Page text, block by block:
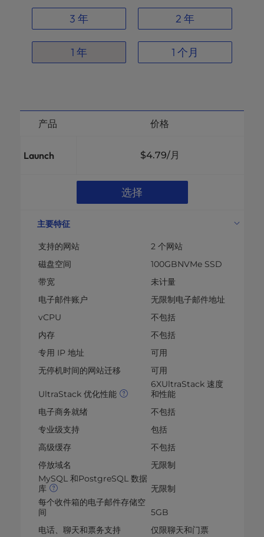
3 年 2 年
1 年 1 个月
产品 价格
Launch $4.79/月
选择
主要特征
支持的网站
2 个网站
磁盘空间
100GBNVMe SSD
带宽
未计量
电子邮件账户
无限制电子邮件地址
vCPU
不包括
内存
不包括
专用 IP 地址
可用
无停机时间的网站迁移
可用
UltraStack 优化性能
6XUltraStack 速度
和性能
电子商务就绪
不包括
专业级支持
包括
高级缓存
不包括
停放域名
无限制
MySQL 和PostgreSQL 数据
库
无限制
每个收件箱的电子邮件存储空
间
5GB
电话、聊天和票务支持
仅限聊天和门票